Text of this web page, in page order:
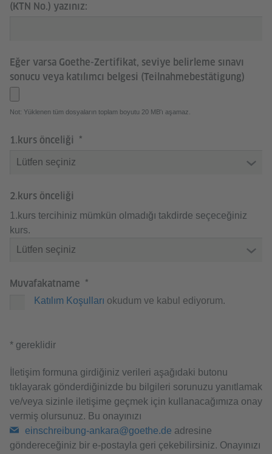
(KTN No.) yazınız:
Eğer varsa Goethe-Zertifikat, seviye belirleme sınavı
sonucu veya katılımcı belgesi (Teilnahmebestätigung)
Not: Yüklenen tüm dosyaların toplam boyutu 20 MB'ı aşamaz.
1.kurs önceliği
2.kurs önceliği
1.kurs tercihiniz mümkün olmadığı takdirde seçeceğiniz
kurs.
Muvafakatname
Katılım Koşulları okudum ve kabul ediyorum.
* gereklidir
İletişim formuna girdiğiniz verileri aşağıdaki butonu
tıklayarak gönderdiğinizde bu bilgileri sorunuzu yanıtlamak
ve/veya sizinle iletişime geçmek için kullanacağımıza onay
vermiş olursunuz. Bu onayınızı
einschreibung-ankara@goethe.de adresine
göndereceğiniz bir e-postayla geri çekebilirsiniz. Onayınızı